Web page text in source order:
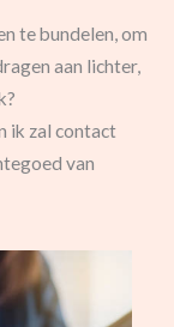
te bundelen, om
aan lichter,
ik zal contact
van